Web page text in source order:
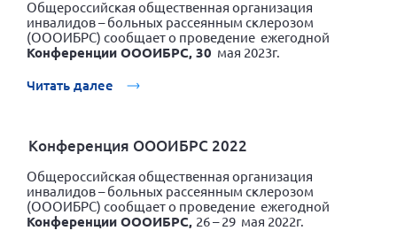
Общероссийская общественная организация
инвалидов – больных рассеянным склерозом
(ОООИБРС) сообщает о проведение ежегодной
Конференции ОООИБРС, 30 мая 2023г.
Читать далее
Конференция ОООИБРС 2022
Общероссийская общественная организация
инвалидов – больных рассеянным склерозом
(ОООИБРС) сообщает о проведение ежегодной
Конференции ОООИБРС, 26 – 29 мая 2022г.